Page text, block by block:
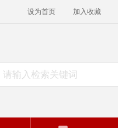
设为首页 加入收藏